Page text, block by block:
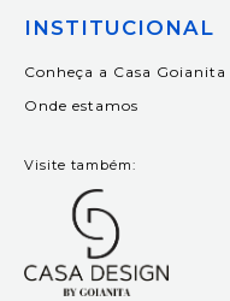
INSTITUCIONAL
Conheça a Casa Goianita
Onde estamos
Visite também: